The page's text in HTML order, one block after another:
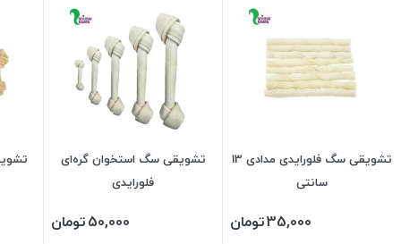
تشویقی سگ فلورایدی مدادی 13
سانتی
35,000تومان
تشویقی سگ استخوان گره‌ای
فلورایدی
50,000تومان